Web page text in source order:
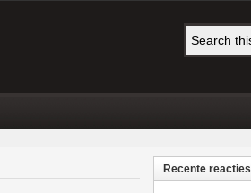
Recente reacties